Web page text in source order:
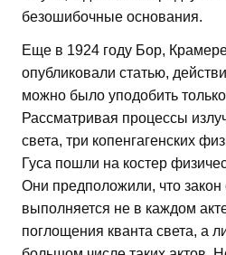
безошибочные основания.
Еще в 1924 году Бор,
опубликовали статью,
можно было уподобить
Рассматривая процессы
света, три копенгагенских
Гуса пошли на костер
Они предположили, что закон
выполняется не в каждом
поглощения кванта света, а